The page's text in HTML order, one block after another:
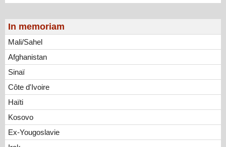
In memoriam
Mali/Sahel
Afghanistan
Sinaï
Côte d'Ivoire
Haïti
Kosovo
Ex-Yougoslavie